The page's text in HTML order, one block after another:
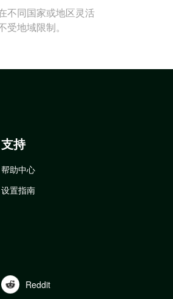
不同国家或地区灵活
受地域限制。
支持
帮助中心
设置指南
Reddit